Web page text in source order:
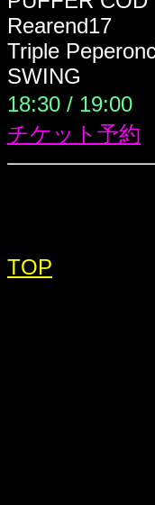
Rearend17
Triple
SWING
18:30 / 19:00
チケット予約
TOP